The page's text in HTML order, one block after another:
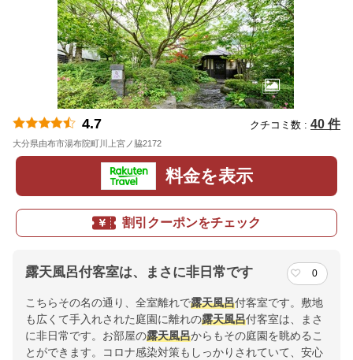
4.7 クチコミ数 : 40 件
大分県由布市湯布院町川上宮ノ脇2172
料金を表示
割引クーポンをチェック
露天風呂付客室は、まさに非日常です 0
こちらその名の通り、全室離れで露天風呂付客室です。敷地
も広くて手入れされた庭園に離れの露天風呂付客室は、まさ
に非日常です。お部屋の露天風呂からもその庭園を眺めるこ
とができます。コロナ感染対策もしっかりされていて、安心